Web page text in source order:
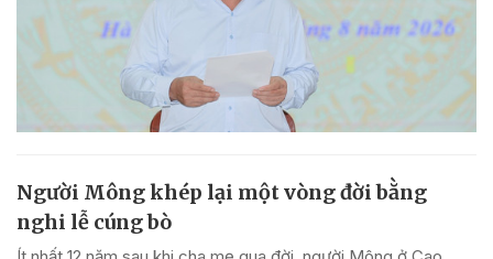
Người Mông khép lại một vòng đời bằng
nghi lễ cúng bò